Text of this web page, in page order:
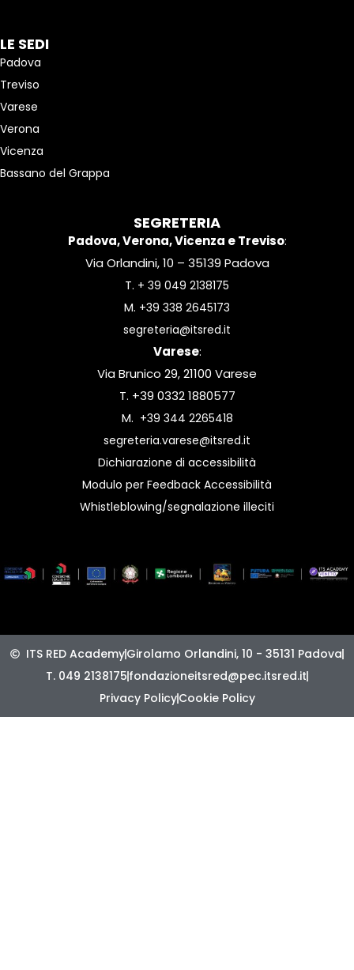
LE SEDI
Padova
Treviso
Varese
Verona
Vicenza
Bassano del Grappa
SEGRETERIA
Padova, Verona, Vicenza e Treviso:
Via Orlandini, 10 – 35139 Padova
T. + 39 049 2138175
M. +39 338 2645173
segreteria@itsred.it
Varese:
Via Brunico 29, 21100 Varese
T. +39 0332 1880577
M. +39 344 2265418
segreteria.varese@itsred.it
Dichiarazione di accessibilità
Modulo per Feedback Accessibilità
Whistleblowing/segnalazione illeciti
ITS RED AcademyGirolamo Orlandini, 10 - 35131 Padova
T. 049 2138175 fondazioneitsred@pec.itsred.it
Privacy PolicyCookie Policy